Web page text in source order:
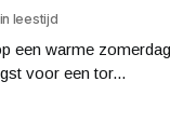
leestijd
een warme
voor een tor...